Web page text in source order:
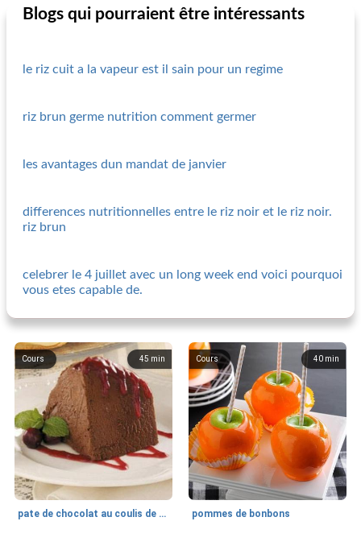
Blogs qui pourraient être intéressants
le riz cuit a la vapeur est il sain pour un regime
riz brun germe nutrition comment germer
les avantages dun mandat de janvier
differences nutritionnelles entre le riz noir et le riz noir.
riz brun
celebrer le 4 juillet avec un long week end voici pourquoi
vous etes capable de.
45 min
Cours
pate de chocolat au coulis de canneberges
40 min
Cours
pommes de bonbons